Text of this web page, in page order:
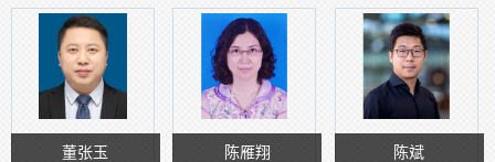
董张玉 陈雁翔 陈斌